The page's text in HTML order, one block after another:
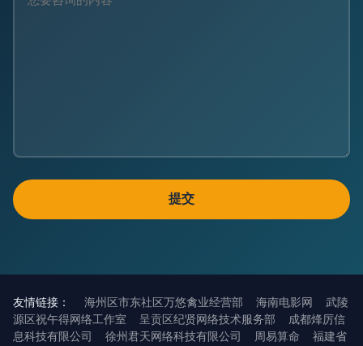
友情链接： 海州区市东社区万悠禽业经营部 海南电影网
武陵
源区祝午得网络工作室
呈贡区纪贤网络技术服务部
成都烽厉信
息科技有限公司
徐州君天网络科技有限公司 周易算命
福建省